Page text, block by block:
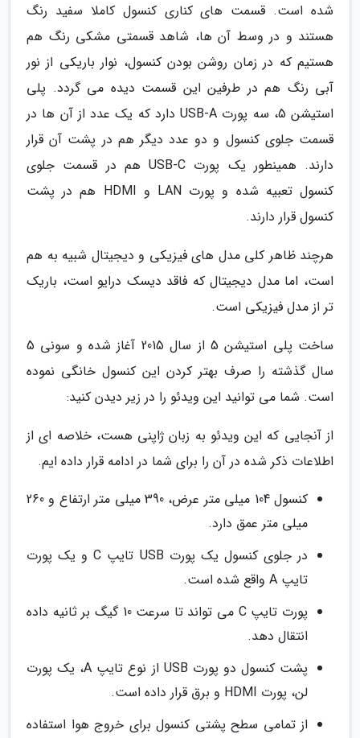
شده است. قسمت های کناری کنسول کاملا سفید رنگ
هستند و در وسط آن ها، شاهد قسمتی مشکی رنگ هم
هستیم که در زمان روشن بودن کنسول، نوار باریکی از نور
آبی رنگ هم در طرفین این قسمت دیده می گردد. پلی
استیشن 5، سه پورت USB-A دارد که یک عدد از آن ها در
قسمت جلوی کنسول و دو عدد دیگر هم در پشت آن قرار
دارند. همینطور یک پورت USB-C هم در قسمت جلوی
کنسول تعبیه شده و پورت LAN و HDMI هم در پشت
کنسول قرار دارند.
هرچند ظاهر کلی مدل های فیزیکی و دیجیتال شبیه به هم
است، اما مدل دیجیتال که فاقد دیسک درایو است، باریک
تر از مدل فیزیکی است.
ساخت پلی استیشن 5 از سال 2015 آغاز شده و سونی 5
سال گذشته را صرف بهتر کردن این کنسول خانگی نموده
است. شما می توانید این ویدئو را در زیر دیدن کنید:
از آنجایی که این ویدئو به زبان ژاپنی هست، خلاصه ای از
اطلاعات ذکر شده در آن را برای شما در ادامه قرار داده ایم.
کنسول 104 میلی متر عرض، 390 میلی متر ارتفاع و 260
میلی متر عمق دارد.
در جلوی کنسول یک پورت USB تایپ C و یک پورت
تایپ A واقع شده است.
پورت تایپ C می تواند تا سرعت 10 گیگ بر ثانیه داده
انتقال دهد.
پشت کنسول دو پورت USB از نوع تایپ A، یک پورت
لن، پورت HDMI و برق قرار داده است.
از تمامی سطح پشتی کنسول برای خروج هوا استفاده